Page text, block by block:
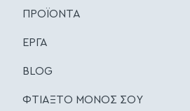
ΠΡΟΪΟΝΤΑ
ΕΡΓΑ
BLOG
ΦΤΙΑΞΤΟ ΜΟΝΟΣ ΣΟΥ